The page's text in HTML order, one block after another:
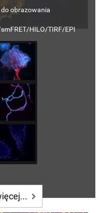
obrazowania
HILO/TIRF/EPI